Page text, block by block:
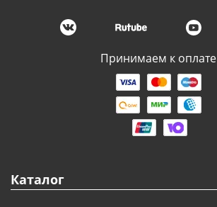
Принимаем к оплате
Каталог